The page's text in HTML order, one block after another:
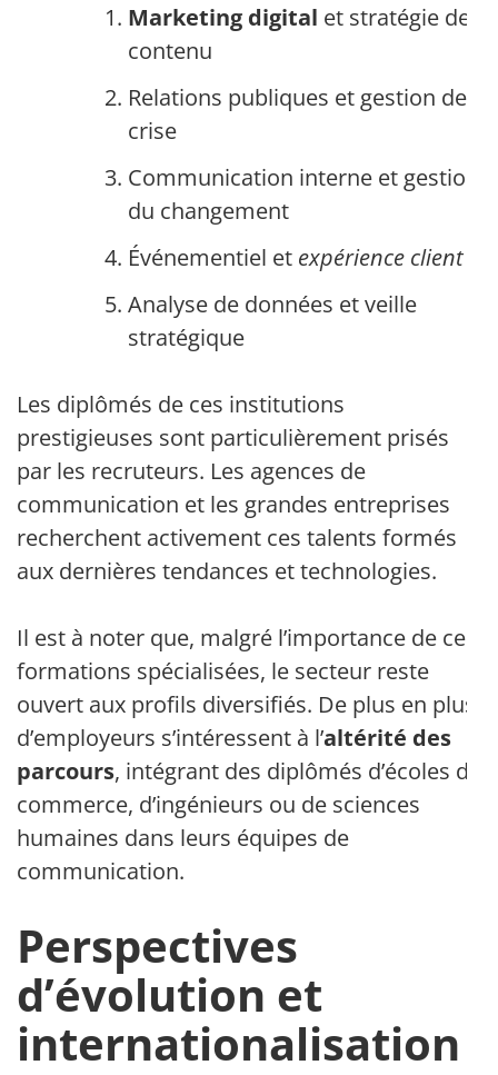
Marketing digital et stratégie de
contenu
Relations publiques et gestion de
crise
Communication interne et gestion
du changement
Événementiel et expérience client
Analyse de données et veille
stratégique
Les diplômés de ces institutions
prestigieuses sont particulièrement prisés
par les recruteurs. Les agences de
communication et les grandes entreprises
recherchent activement ces talents formés
aux dernières tendances et technologies.
Il est à noter que, malgré l’importance de ces
formations spécialisées, le secteur reste
ouvert aux profils diversifiés. De plus en plus
d’employeurs s’intéressent à l’altérité des
parcours, intégrant des diplômés d’écoles de
commerce, d’ingénieurs ou de sciences
humaines dans leurs équipes de
communication.
Perspectives
d’évolution et
internationalisation